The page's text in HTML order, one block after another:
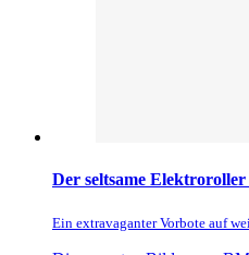
Der seltsame
Ein extravaganter Vorbote auf